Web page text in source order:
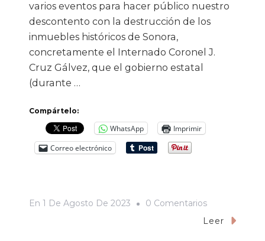
varios eventos para hacer público nuestro
descontento con la destrucción de los
inmuebles históricos de Sonora,
concretamente el Internado Coronel J.
Cruz Gálvez, que el gobierno estatal
(durante …
Compártelo:
WhatsApp
Imprimir
Correo electrónico
En 1 De Agosto De 2023 0 ComentariosEn
Ciudades
Leer